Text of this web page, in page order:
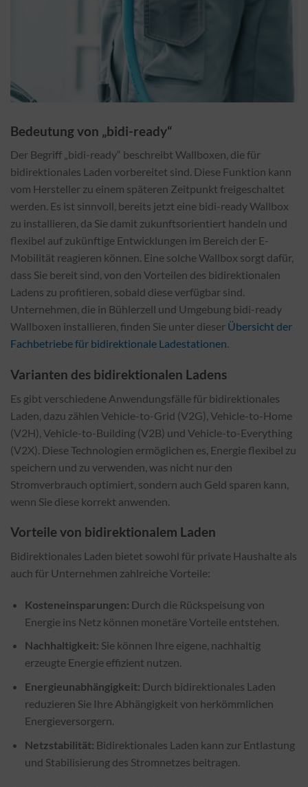
Bedeutung von „bidi-ready“
Der Begriff „bidi-ready“ beschreibt Wallboxen, die für
bidirektionales Laden vorbereitet sind. Diese Funktion kann
vom Hersteller zu einem späteren Zeitpunkt freigeschaltet
werden. Es ist sinnvoll, bereits jetzt eine bidi-ready Wallbox
zu installieren, da Sie damit zukunftsorientiert handeln und
flexibel auf zukünftige Entwicklungen im Bereich der E-
Mobilität reagieren können. Eine solche Wallbox sorgt dafür,
dass Sie bereit sind, von den Vorteilen des bidirektionalen
Ladens zu profitieren, sobald diese verfügbar sind.
Unternehmen, die in Bühlerzell und Umgebung bidi-ready
Wallboxen installieren, finden Sie unter dieser Übersicht der
Fachbetriebe für bidirektionale Ladestationen.
Varianten des bidirektionalen Ladens
Es gibt verschiedene Anwendungsfälle für bidirektionales
Laden, dazu zählen Vehicle-to-Grid (V2G), Vehicle-to-Home
(V2H), Vehicle-to-Building (V2B) und Vehicle-to-Everything
(V2X). Diese Technologien ermöglichen es, Energie flexibel zu
speichern und zu verwenden, was nicht nur den
Stromverbrauch optimiert, sondern auch Geld sparen kann,
wenn Sie diese korrekt anwenden.
Vorteile von bidirektionalem Laden
Bidirektionales Laden bietet sowohl für private Haushalte als
auch für Unternehmen zahlreiche Vorteile:
Kosteneinsparungen: Durch die Rückspeisung von
Energie ins Netz können monetäre Vorteile entstehen.
Nachhaltigkeit: Sie können Ihre eigene, nachhaltig
erzeugte Energie effizient nutzen.
Energieunabhängigkeit: Durch bidirektionales Laden
reduzieren Sie Ihre Abhängigkeit von herkömmlichen
Energieversorgern.
Netzstabilität: Bidirektionales Laden kann zur Entlastung
und Stabilisierung des Stromnetzes beitragen.